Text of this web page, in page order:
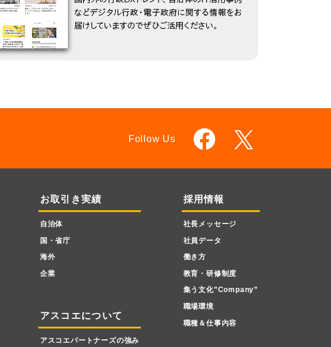
お取引き実績
自治体
国・省庁
海外
企業
アスコエについて
アスコエパートナーズの強み
採用情報
社長メッセージ
社員データ
働き方
教育・研修制度
集う文化”Company”
職場環境
職種＆仕事内容
Follow Us